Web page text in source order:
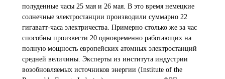
полуденные часы 25 мая и 26 мая. В это время немецкие
солнечные электростанции производили суммарно 22
гигаватт-часа электричества. Примерно столько же за час
способны произвести 20 одновременно работающих на
полную мощность европейских атомных электростанций
средней величины. Эксперты из института индустрии
возобновляемых источников энергии (Institute of the